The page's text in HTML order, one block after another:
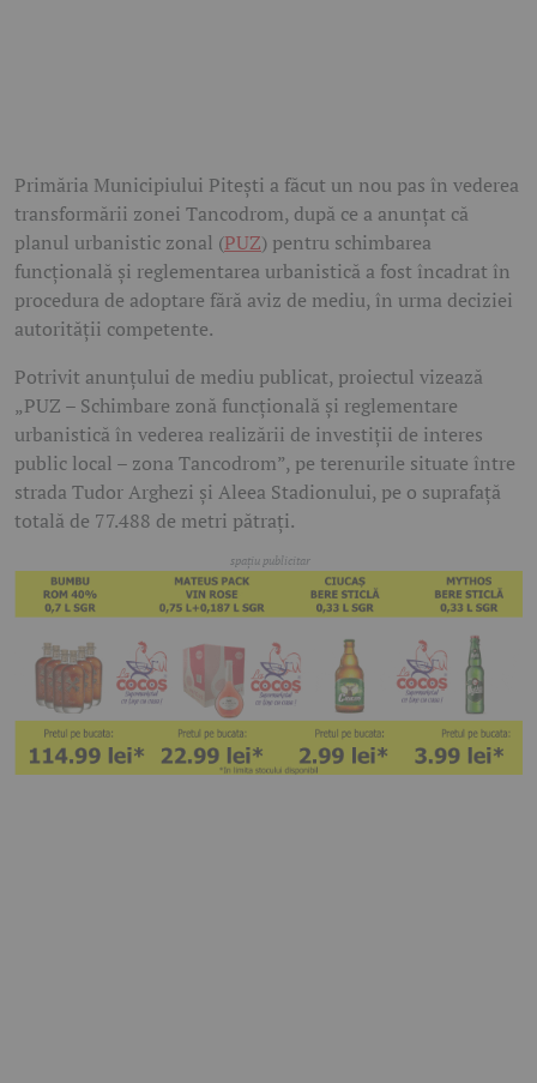
Primăria Municipiului Pitești a făcut un nou pas în vederea
transformării zonei Tancodrom, după ce a anunțat că
planul urbanistic zonal (PUZ) pentru schimbarea
funcțională și reglementarea urbanistică a fost încadrat în
procedura de adoptare fără aviz de mediu, în urma deciziei
autorității competente.
Potrivit anunțului de mediu publicat, proiectul vizează
„PUZ – Schimbare zonă funcțională și reglementare
urbanistică în vederea realizării de investiții de interes
public local – zona Tancodrom”, pe terenurile situate între
strada Tudor Arghezi și Aleea Stadionului, pe o suprafață
totală de 77.488 de metri pătrați.